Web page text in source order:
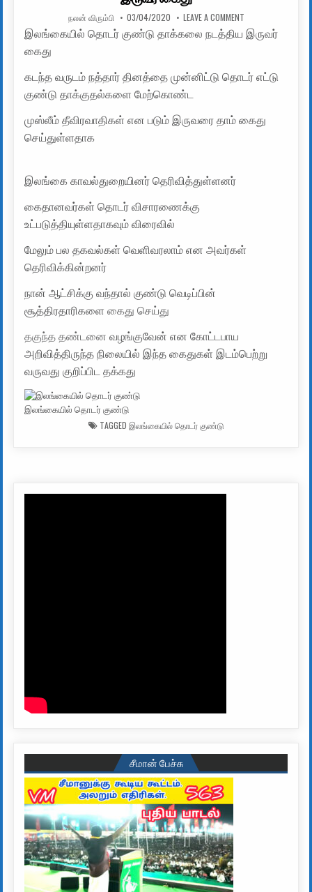
AUTHOR:
நலன் விரும்பி PUBLISHED DATE:
03/04/2020 LEAVE A COMMENTON இலங்கையில்
இலங்கையில் தொடர் குண்டு தாக்கலை நடத்திய இருவர்
கைது
கடந்த வருடம் நத்தார் தினத்தை முன்னிட்டு தொடர் எட்டு
குண்டு தாக்குதல்களை மேற்கொண்ட
முஸ்லீம் தீவிரவாதிகள் என படும் இருவரை தாம் கைது
செய்துள்ளதாக
இலங்கை காவல்துறையினர் தெரிவித்துள்ளனர்
கைதானவர்கள் தொடர் விசாரணைக்கு
உட்படுத்தியுள்ளதாகவும் விரைவில்
மேலும் பல தகவல்கள் வெளிவரலாம் என அவர்கள்
தெரிவிக்கின்றனர்
நான் ஆட்சிக்கு வந்தால் குண்டு வெடிப்பின்
சூத்திரதாரிகளைகைது செய்து
தகுந்த தண்டனை வழங்குவேன் என கோட்டபாய
அறிவித்திருந்த நிலையில் இந்த கைதுகள் இடம்பெற்று
வருவது குறிப்பிட தக்கது
இலங்கையில் தொடர் குண்டு
TAGGED இலங்கையில் தொடர் குண்டு
சீமான் பேச்சு